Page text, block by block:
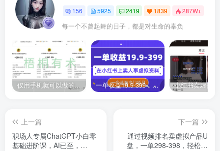
156 5925 2419 1839 287W+
每一个不曾起舞的日子，都是对生命的辜负
仅用手机就可以做的小项目，当天就能见钱，每天100-300 一单收益19.9-399，一个蓝海冷门项目，在小红书上卖人事虚拟资料
上一篇
职场人专属ChatGPT小白零
基础进阶课，AI已至，
下一篇
通过视频排名卖虚拟产品U
盘，一单298-398，轻松月